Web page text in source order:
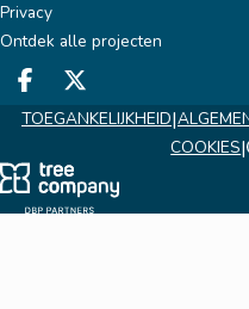
Privacy
Ontdek alle projecten
Deel op facebook
Deel op twitter
TOEGANKELIJKHEID|
COOKIES|